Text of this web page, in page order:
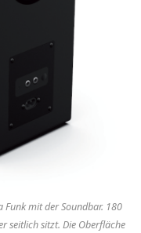
mit der Soundbar. 180
seitlich sitzt. Die Oberfläche